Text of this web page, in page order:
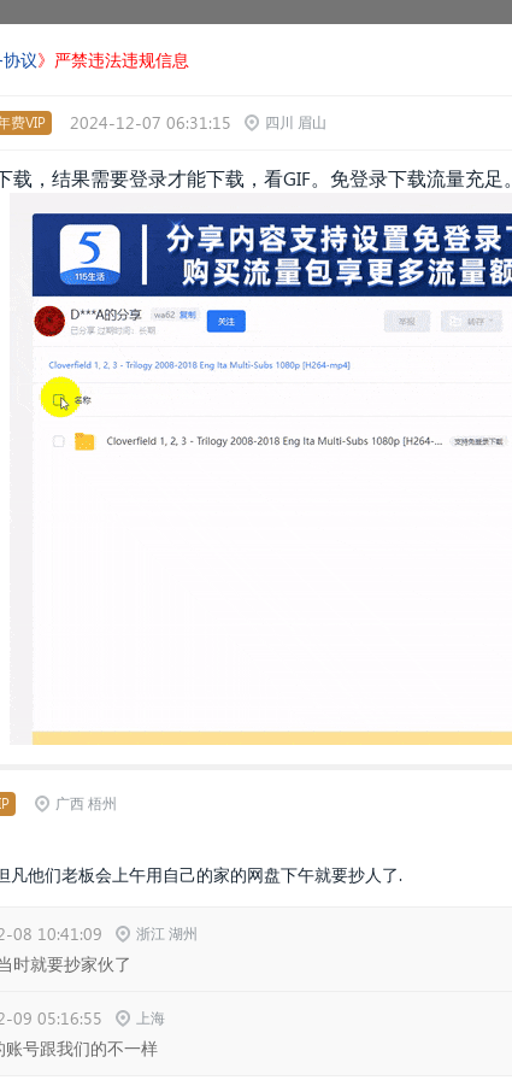
议》严禁违法违规信息
费VIP 2024-12-07 06:31:15 四川 眉山
载，结果需要登录才能下载，看GIF。免登录下载流量充足。
广西 梧州
凡他们老板会上午用自己的家的网盘下午就要抄人了.
08 10:41:09 浙江 湖州
时就要抄家伙了
09 05:16:55 上海
账号跟我们的不一样